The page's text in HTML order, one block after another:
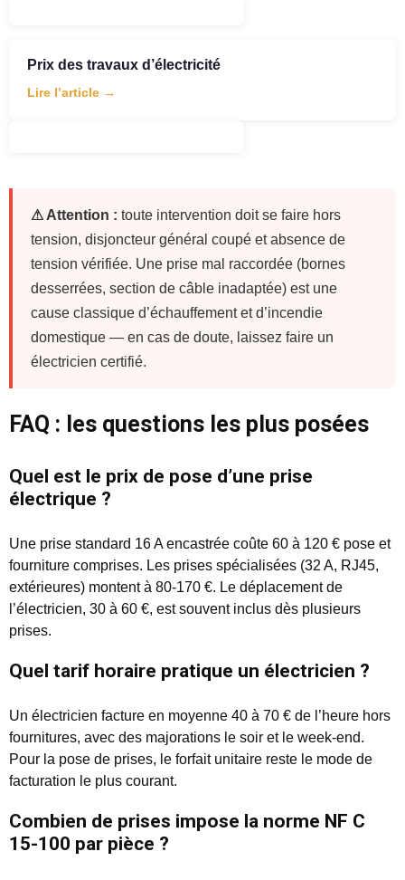
Prix des travaux d’électricité
Lire l’article →
⚠ Attention : toute intervention doit se faire hors
tension, disjoncteur général coupé et absence de
tension vérifiée. Une prise mal raccordée (bornes
desserrées, section de câble inadaptée) est une
cause classique d’échauffement et d’incendie
domestique — en cas de doute, laissez faire un
électricien certifié.
FAQ : les questions les plus posées
Quel est le prix de pose d’une prise
électrique ?
Une prise standard 16 A encastrée coûte 60 à 120 € pose et
fourniture comprises. Les prises spécialisées (32 A, RJ45,
extérieures) montent à 80-170 €. Le déplacement de
l’électricien, 30 à 60 €, est souvent inclus dès plusieurs
prises.
Quel tarif horaire pratique un électricien ?
Un électricien facture en moyenne 40 à 70 € de l’heure hors
fournitures, avec des majorations le soir et le week-end.
Pour la pose de prises, le forfait unitaire reste le mode de
facturation le plus courant.
Combien de prises impose la norme NF C
15-100 par pièce ?